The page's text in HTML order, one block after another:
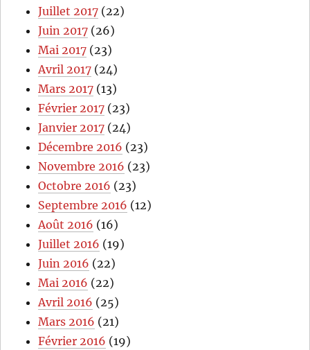
Juillet 2017 (22)
Juin 2017 (26)
Mai 2017 (23)
Avril 2017 (24)
Mars 2017 (13)
Février 2017 (23)
Janvier 2017 (24)
Décembre 2016 (23)
Novembre 2016 (23)
Octobre 2016 (23)
Septembre 2016 (12)
Août 2016 (16)
Juillet 2016 (19)
Juin 2016 (22)
Mai 2016 (22)
Avril 2016 (25)
Mars 2016 (21)
Février 2016 (19)